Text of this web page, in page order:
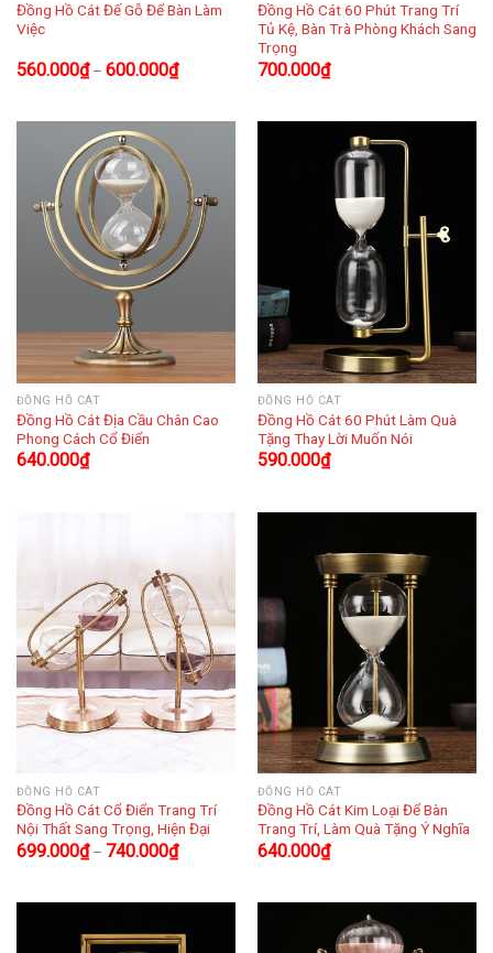
Đồng Hồ Cát Đế Gỗ Để Bàn Làm
Việc
560.000₫– 600.000₫
Đồng Hồ Cát 60 Phút Trang Trí
Tủ Kệ, Bàn Trà Phòng Khách Sang
Trọng
700.000₫
ĐỒNG HỒ CÁT
Đồng Hồ Cát Địa Cầu Chân Cao
Phong Cách Cổ Điển
640.000₫
ĐỒNG HỒ CÁT
Đồng Hồ Cát 60 Phút Làm Quà
Tặng Thay Lời Muốn Nói
590.000₫
ĐỒNG HỒ CÁT
Đồng Hồ Cát Cổ Điển Trang Trí
Nội Thất Sang Trọng, Hiện Đại
699.000₫– 740.000₫
ĐỒNG HỒ CÁT
Đồng Hồ Cát Kim Loại Để Bàn
Trang Trí, Làm Quà Tặng Ý Nghĩa
640.000₫